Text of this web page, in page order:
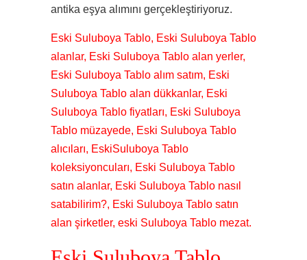
antika eşya alımını gerçekleştiriyoruz.
Eski Suluboya Tablo, Eski Suluboya Tablo
alanlar, Eski Suluboya Tablo alan yerler,
Eski Suluboya Tablo alım satım, Eski
Suluboya Tablo alan dükkanlar, Eski
Suluboya Tablo fiyatları, Eski Suluboya
Tablo müzayede, Eski Suluboya Tablo
alıcıları, EskiSuluboya Tablo
koleksiyoncuları, Eski Suluboya Tablo
satın alanlar, Eski Suluboya Tablo nasıl
satabilirim?, Eski Suluboya Tablo satın
alan şirketler, eski Suluboya Tablo mezat.